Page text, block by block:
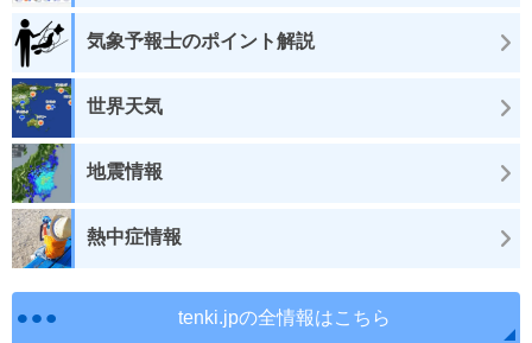
気象予報士のポイント解説
世界天気
地震情報
熱中症情報
tenki.jpの全情報はこちら